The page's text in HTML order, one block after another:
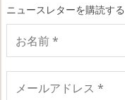
ニュースレターを購読する
名
前